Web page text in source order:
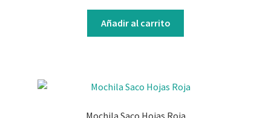
Añadir al carrito